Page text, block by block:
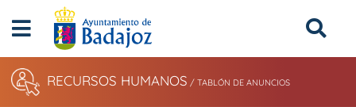
RECURSOS HUMANOS / TABLÓN DE ANUNCIOS